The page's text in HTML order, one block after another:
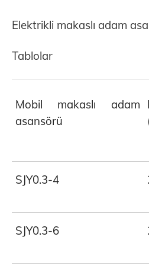
Elektrikli makaslı adam
Tablolar
Mobil makaslı adam
asansörü
SJY0.3-4
SJY0.3-6